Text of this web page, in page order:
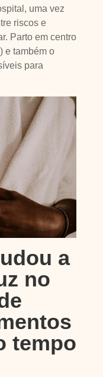
uma vez
riscos e
Parto em centro
e também o
para
a
no
tempo